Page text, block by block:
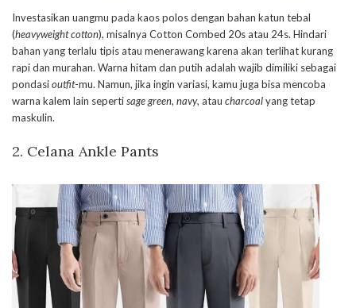
Investasikan uangmu pada kaos polos dengan bahan katun tebal
(heavyweight cotton), misalnya Cotton Combed 20s atau 24s. Hindari
bahan yang terlalu tipis atau menerawang karena akan terlihat kurang
rapi dan murahan. Warna hitam dan putih adalah wajib dimiliki sebagai
pondasioutfit-mu. Namun, jika ingin variasi, kamu juga bisa mencoba
warna kalem lain sepertisage green, navy, atau charcoalyang tetap
maskulin.
2. Celana Ankle Pants